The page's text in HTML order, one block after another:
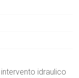
idraulico